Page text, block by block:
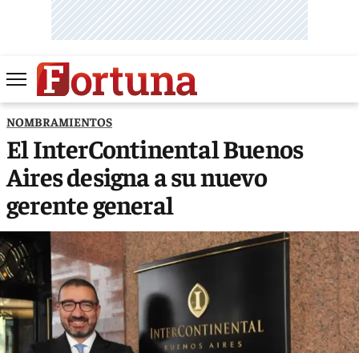
NOMBRAMIENTOS
El InterContinental Buenos
Aires designa a su nuevo
gerente general